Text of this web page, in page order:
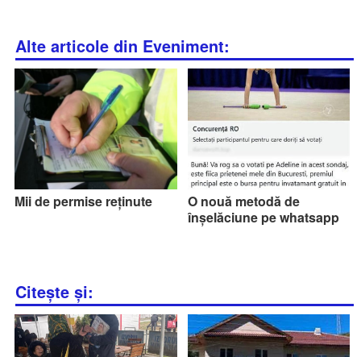
Alte articole din Eveniment:
Mii de permise reținute
O nouă metodă de
înșelăciune pe whatsapp
Citește și: